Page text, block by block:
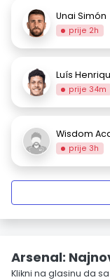
Unai Simón
prije 2h
Luís
prije 34m
Wisdom
prije 3h
Arsenal:
Klikni na glasinu da